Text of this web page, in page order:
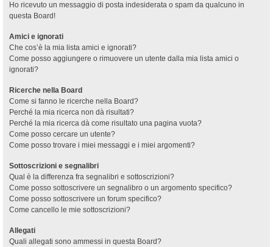
Ho ricevuto un messaggio di posta indesiderata o spam da qualcuno in
questa Board!
Amici e ignorati
Che cos’è la mia lista amici e ignorati?
Come posso aggiungere o rimuovere un utente dalla mia lista amici o
ignorati?
Ricerche nella Board
Come si fanno le ricerche nella Board?
Perché la mia ricerca non dà risultati?
Perché la mia ricerca dà come risultato una pagina vuota?
Come posso cercare un utente?
Come posso trovare i miei messaggi e i miei argomenti?
Sottoscrizioni e segnalibri
Qual è la differenza fra segnalibri e sottoscrizioni?
Come posso sottoscrivere un segnalibro o un argomento specifico?
Come posso sottoscrivere un forum specifico?
Come cancello le mie sottoscrizioni?
Allegati
Quali allegati sono ammessi in questa Board?